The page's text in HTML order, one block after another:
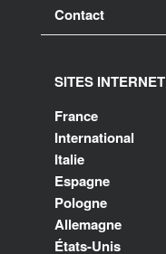
Contact
SITES INTERNET
France
International
Italie
Espagne
Pologne
Allemagne
États-Unis